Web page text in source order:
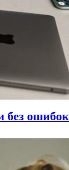
без ошибок